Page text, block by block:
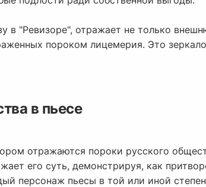
в "Ревизоре", отражает не только
пороком лицемерия. Это
в пьесе
отражаются пороки русского
его суть, демонстрируя, как
персонаж пьесы в той или иной